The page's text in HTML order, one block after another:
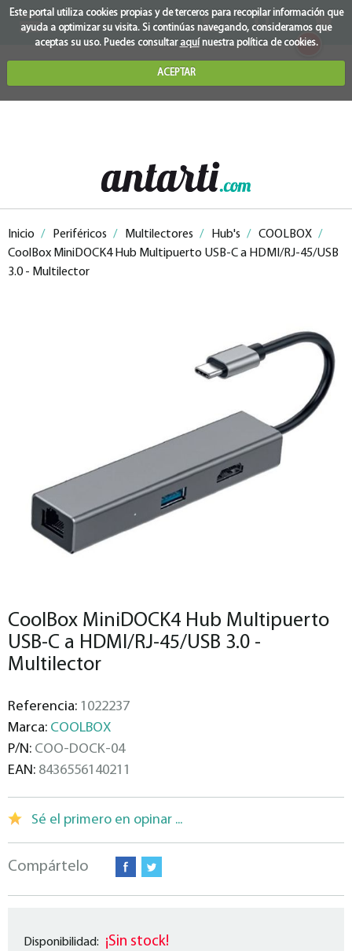
Este portal utiliza cookies propias y de terceros para recopilar información que
ayuda a optimizar su visita. Si continúas navegando, consideramos que
aceptas su uso. Puedes consultar aquínuestra política de cookies.
ACEPTAR
0
Inicio / Periféricos / Multilectores / Hub's / COOLBOX /
CoolBox MiniDOCK4 Hub Multipuerto USB-C a HDMI/RJ-45/USB
3.0 - Multilector
CoolBox MiniDOCK4 Hub Multipuerto
USB-C a HDMI/RJ-45/USB 3.0 -
Multilector
Referencia: 1022237
Marca: COOLBOX
P/N: COO-DOCK-04
EAN: 8436556140211
Sé el primero en opinar ...
Compártelo
Disponibilidad: ¡Sin stock!